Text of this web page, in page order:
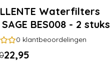
Waterfilters
BES008 - 2 stuks
0 klantbeoordelingen
22,95